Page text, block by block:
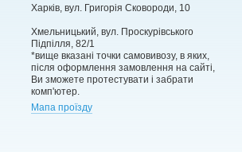
Харків, вул. Григорія Сковороди, 10
Хмельницький, вул. Проскурівського
Підпілля, 82/1
*вище вказані точки самовивозу, в яких,
після оформлення замовлення на сайті,
Ви зможете протестувати і забрати
комп'ютер.
Мапа проїзду